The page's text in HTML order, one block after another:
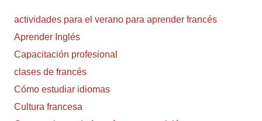
actividades para el verano para aprender francés
Aprender Inglés
Capacitación profesional
clases de francés
Cómo estudiar idiomas
Cultura francesa